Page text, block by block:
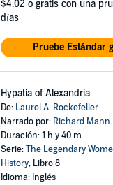
$4.02 o gratis con una
días
Pruebe Estándar
Hypatia of Alexandria
De: Laurel A. Rockefeller
Narrado por: Richard Mann
Duración: 1 h y 40 m
Serie:The Legendary
History, Libro 8
Idioma: Inglés